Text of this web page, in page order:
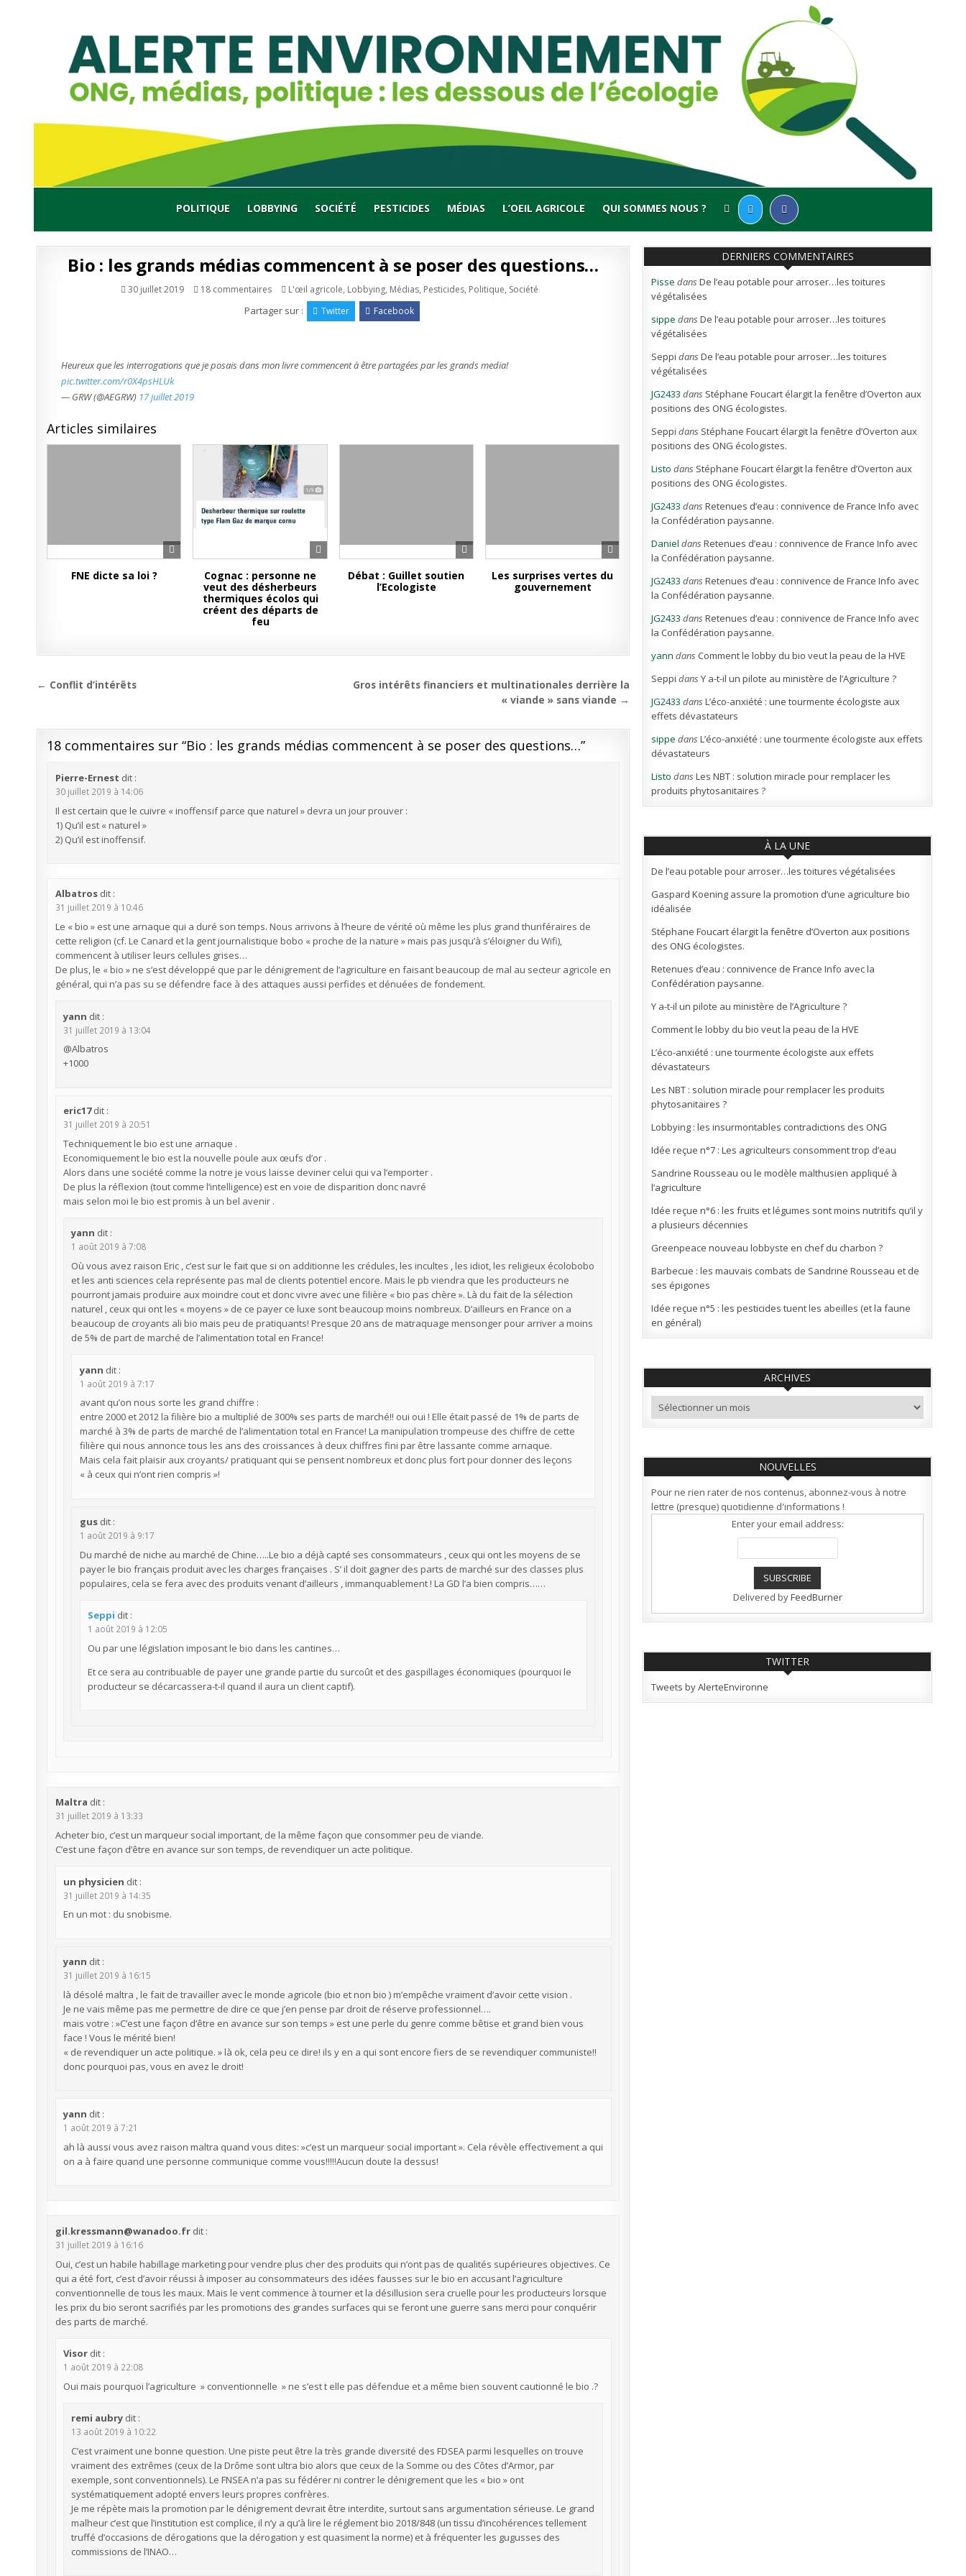
POLITIQUE LOBBYING SOCIÉTÉ PESTICIDES MÉDIAS L’OEIL AGRICOLE QUI SOMMES NOUS ?
Bio : les grands médias commencent à se poser des questions…
30 juillet 2019 18 commentairessur
les
poser
Publié
L'œil agricole, Lobbying, Médias, Pesticides, Politique, Société
Partager sur : Twitter Facebook
Heureux que les interrogations que je posais dans mon livre commencent à être partagées par les grands media!
pic.twitter.com/r0X4psHLUk
— GRW (@AEGRW) 17 juillet 2019
Articles similaires
FNE dicte sa loi ?
Cognac : personne ne
veut des désherbeurs
thermiques écolos qui
créent des départs de
feu
Débat : Guillet soutien
l’Ecologiste
Les surprises vertes du
gouvernement
Navigation
l’article
Gros intérêts financiers et multinationales derrière la
« viande » sans viande →
← Conflit d’intérêts
18 commentaires sur “Bio : les grands médias commencent à se poser des questions…”
Pierre-Ernest dit :
30 juillet 2019 à 14:06
Il est certain que le cuivre « inoffensif parce que naturel » devra un jour prouver :
1) Qu’il est « naturel »
2) Qu’il est inoffensif.
Albatros dit :
31 juillet 2019 à 10:46
Le « bio » est une arnaque qui a duré son temps. Nous arrivons à l’heure de vérité où même les plus grand thuriféraires de
cette religion (cf. Le Canard et la gent journalistique bobo « proche de la nature » mais pas jusqu’à s’éloigner du Wifi),
commencent à utiliser leurs cellules grises…
De plus, le « bio » ne s’est développé que par le dénigrement de l’agriculture en faisant beaucoup de mal au secteur agricole en
général, qui n’a pas su se défendre face à des attaques aussi perfides et dénuées de fondement.
yann dit :
31 juillet 2019 à 13:04
@Albatros
+1000
eric17 dit :
31 juillet 2019 à 20:51
Techniquement le bio est une arnaque .
Economiquement le bio est la nouvelle poule aux œufs d’or .
Alors dans une société comme la notre je vous laisse deviner celui qui va l’emporter .
De plus la réflexion (tout comme l’intelligence) est en voie de disparition donc navré
mais selon moi le bio est promis à un bel avenir .
yann dit :
1 août 2019 à 7:08
Où vous avez raison Eric , c’est sur le fait que si on additionne les crédules, les incultes , les idiot, les religieux écolobobo
et les anti sciences cela représente pas mal de clients potentiel encore. Mais le pb viendra que les producteurs ne
pourront jamais produire aux moindre cout et donc vivre avec une filière « bio pas chère ». Là du fait de la sélection
naturel , ceux qui ont les « moyens » de ce payer ce luxe sont beaucoup moins nombreux. D’ailleurs en France on a
beaucoup de croyants ali bio mais peu de pratiquants! Presque 20 ans de matraquage mensonger pour arriver a moins
de 5% de part de marché de l’alimentation total en France!
yann dit :
1 août 2019 à 7:17
avant qu’on nous sorte les grand chiffre :
entre 2000 et 2012 la filière bio a multiplié de 300% ses parts de marché!! oui oui ! Elle était passé de 1% de parts de
marché à 3% de parts de marché de l’alimentation total en France! La manipulation trompeuse des chiffre de cette
filière qui nous annonce tous les ans des croissances à deux chiffres fini par être lassante comme arnaque.
Mais cela fait plaisir aux croyants/ pratiquant qui se pensent nombreux et donc plus fort pour donner des leçons
« à ceux qui n’ont rien compris »!
gus dit :
1 août 2019 à 9:17
Du marché de niche au marché de Chine…..Le bio a déjà capté ses consommateurs , ceux qui ont les moyens de se
payer le bio français produit avec les charges françaises . S’ il doit gagner des parts de marché sur des classes plus
populaires, cela se fera avec des produits venant d’ailleurs , immanquablement ! La GD l’a bien compris……
Seppi dit :
1 août 2019 à 12:05
Ou par une législation imposant le bio dans les cantines…
Et ce sera au contribuable de payer une grande partie du surcoût et des gaspillages économiques (pourquoi le
producteur se décarcassera-t-il quand il aura un client captif).
Maltra dit :
31 juillet 2019 à 13:33
Acheter bio, c’est un marqueur social important, de la même façon que consommer peu de viande.
C’est une façon d’être en avance sur son temps, de revendiquer un acte politique.
un physicien dit :
31 juillet 2019 à 14:35
En un mot : du snobisme.
yann dit :
31 juillet 2019 à 16:15
là désolé maltra , le fait de travailler avec le monde agricole (bio et non bio ) m’empêche vraiment d’avoir cette vision .
Je ne vais même pas me permettre de dire ce que j’en pense par droit de réserve professionnel….
mais votre : »C’est une façon d’être en avance sur son temps » est une perle du genre comme bêtise et grand bien vous
face ! Vous le mérité bien!
« de revendiquer un acte politique. » là ok, cela peu ce dire! ils y en a qui sont encore fiers de se revendiquer communiste!!
donc pourquoi pas, vous en avez le droit!
yann dit :
1 août 2019 à 7:21
ah là aussi vous avez raison maltra quand vous dites: »c’est un marqueur social important ». Cela révèle effectivement a qui
on a à faire quand une personne communique comme vous!!!!!Aucun doute la dessus!
gil.kressmann@wanadoo.fr dit :
31 juillet 2019 à 16:16
Oui, c’est un habile habillage marketing pour vendre plus cher des produits qui n’ont pas de qualités supérieures objectives. Ce
qui a été fort, c’est d’avoir réussi à imposer au consommateurs des idées fausses sur le bio en accusant l’agriculture
conventionnelle de tous les maux. Mais le vent commence à tourner et la désillusion sera cruelle pour les producteurs lorsque
les prix du bio seront sacrifiés par les promotions des grandes surfaces qui se feront une guerre sans merci pour conquérir
des parts de marché.
Visor dit :
1 août 2019 à 22:08
Oui mais pourquoi l’agriculture » conventionnelle » ne s’est t elle pas défendue et a même bien souvent cautionné le bio .?
remi aubry dit :
13 août 2019 à 10:22
C’est vraiment une bonne question. Une piste peut être la très grande diversité des FDSEA parmi lesquelles on trouve
vraiment des extrêmes (ceux de la Drôme sont ultra bio alors que ceux de la Somme ou des Côtes d’Armor, par
exemple, sont conventionnels). Le FNSEA n’a pas su fédérer ni contrer le dénigrement que les « bio » ont
systématiquement adopté envers leurs propres confrères.
Je me répète mais la promotion par le dénigrement devrait être interdite, surtout sans argumentation sérieuse. Le grand
malheur c’est que l’institution est complice, il n’y a qu’à lire le réglement bio 2018/848 (un tissu d’incohérences tellement
truffé d’occasions de dérogations que la dérogation y est quasiment la norme) et à fréquenter les gugusses des
commissions de l’INAO…
DERNIERS COMMENTAIRES
Pisse dansDe l’eau potable pour arroser…les toitures
végétalisées
sippe dansDe l’eau potable pour arroser…les toitures
végétalisées
Seppi dansDe l’eau potable pour arroser…les toitures
végétalisées
JG2433 dans Stéphane Foucart élargit la fenêtre d’Overton aux
positions des ONG écologistes.
Seppi dans Stéphane Foucart élargit la fenêtre d’Overton aux
positions des ONG écologistes.
Listo dans Stéphane Foucart élargit la fenêtre d’Overton aux
positions des ONG écologistes.
JG2433 dansRetenues d’eau : connivence de France Info avec
la Confédération paysanne.
Daniel dansRetenues d’eau : connivence de France Info avec
la Confédération paysanne.
JG2433 dansRetenues d’eau : connivence de France Info avec
la Confédération paysanne.
JG2433 dansRetenues d’eau : connivence de France Info avec
la Confédération paysanne.
yann dans Comment le lobby du bio veut la peau de la HVE
Seppi dansY a-t-il un pilote au ministère de l’Agriculture ?
JG2433 dansL’éco-anxiété : une tourmente écologiste aux
effets dévastateurs
sippe dansL’éco-anxiété : une tourmente écologiste aux effets
dévastateurs
Listo dansLes NBT : solution miracle pour remplacer les
produits phytosanitaires ?
À LA UNE
De l’eau potable pour arroser…les toitures végétalisées
Gaspard Koening assure la promotion d’une agriculture bio
idéalisée
Stéphane Foucart élargit la fenêtre d’Overton aux positions
des ONG écologistes.
Retenues d’eau : connivence de France Info avec la
Confédération paysanne.
Y a-t-il un pilote au ministère de l’Agriculture ?
Comment le lobby du bio veut la peau de la HVE
L’éco-anxiété : une tourmente écologiste aux effets
dévastateurs
Les NBT : solution miracle pour remplacer les produits
phytosanitaires ?
Lobbying : les insurmontables contradictions des ONG
Idée reçue n°7 : Les agriculteurs consomment trop d’eau
Sandrine Rousseau ou le modèle malthusien appliqué à
l’agriculture
Idée reçue n°6 : les fruits et légumes sont moins nutritifs qu’il y
a plusieurs décennies
Greenpeace nouveau lobbyste en chef du charbon ?
Barbecue : les mauvais combats de Sandrine Rousseau et de
ses épigones
Idée reçue n°5 : les pesticides tuent les abeilles (et la faune
en général)
ARCHIVES
Archives
NOUVELLES
Pour ne rien rater de nos contenus, abonnez-vous à notre
lettre (presque) quotidienne d'informations !
Enter your email address:
Delivered byFeedBurner
TWITTER
Tweets by AlerteEnvironne